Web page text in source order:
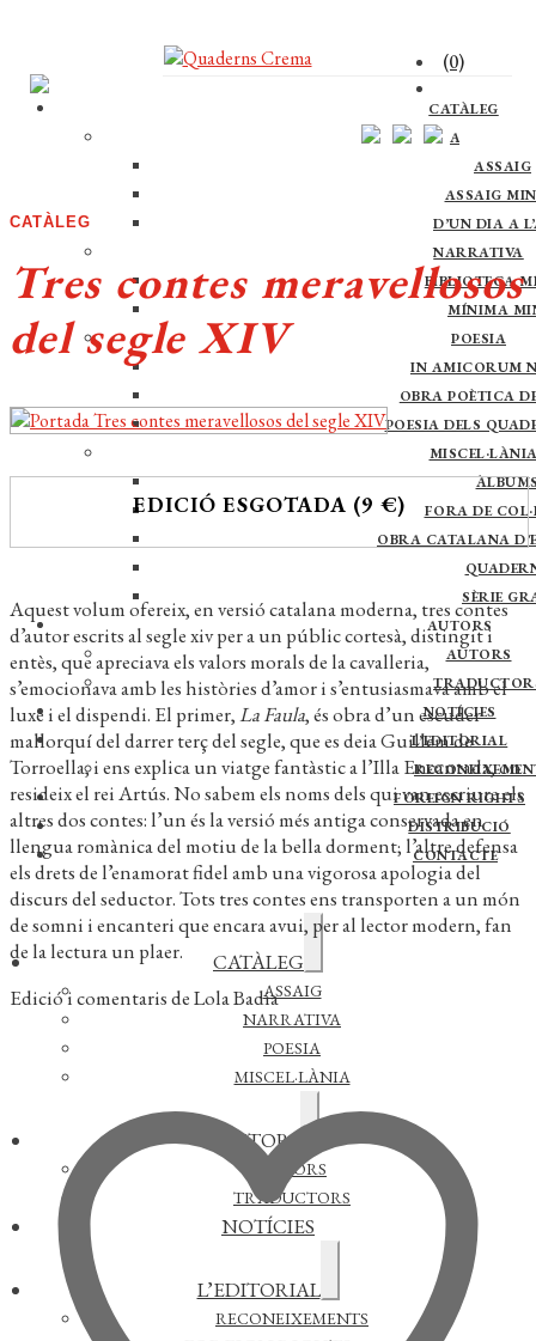
(0)
CATÀLEG
ASSAIG
ASSAIG
ASSAIG
D’UN DIA A
NARRATIVA
BIBLIOTECA
MÍNIMA
POESIA
IN AMICORUM
OBRA POÈTICA
POESIA DELS
FORA DE
OBRA CATALANA
SÈRIE
AUTORS
AUTORS
NOTÍCIES
L’EDITORIAL
FOREIGN RIGHTS
DISTRIBUCIÓ
CONTACTE
CATÀLEG el
menú
secundari
ASSAIG
NARRATIVA
POESIA
MISCEL·LÀNIA
AUTORS
Expandeix
menú
secundari
AUTORS
TRADUCTORS
NOTÍCIES
L’EDITORIAL el
menú
secundari
RECONEIXEMENTS
CATÀLEG
Tres contes meravellosos
del segle XIV
EDICIÓ ESGOTADA (9 €)
Aquest volum ofereix, en versió catalana moderna, tres contes
d’autor escrits al segle xiv per a un públic cortesà, distingit i
entès, que apreciava els valors morals de la cavalleria,
s’emocionava amb les històries d’amor i s’entusiasmava amb el
luxe i el dispendi. El primer,La Faula, és obra d’un escuder
mallorquí del darrer terç del segle, que es deia Guillem de
Torroella, i ens explica un viatge fantàstic a l’Illa Encantada, on
resideix el rei Artús. No sabem els noms dels qui van escriure els
altres dos contes: l’un és la versió més antiga conservada en
llengua romànica del motiu de la bella dorment; l’altre defensa
els drets de l’enamorat fidel amb una vigorosa apologia del
discurs del seductor. Tots tres contes ens transporten a un món
de somni i encanteri que encara avui, per al lector modern, fan
de la lectura un plaer.
Edició i comentaris de Lola Badia